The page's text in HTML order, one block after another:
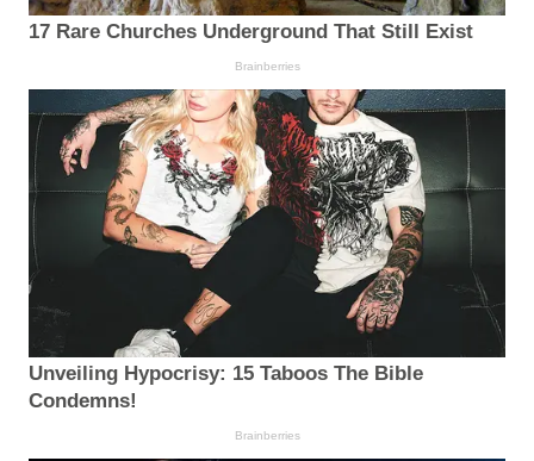
17 Rare Churches Underground That Still Exist
Brainberries
Unveiling Hypocrisy: 15 Taboos The Bible
Condemns!
Brainberries